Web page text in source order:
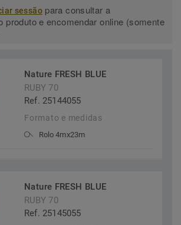
sessãopara consultar a
produto e encomendar online (somente
Nature FRESH BLUE
RUBY 70
Ref. 25144055
Formato e medidas
Rolo 4mx23m
Nature FRESH BLUE
RUBY 70
Ref. 25145055